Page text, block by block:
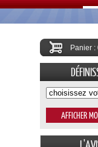
Panier